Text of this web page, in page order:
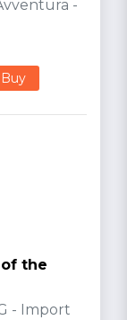
-
Buy
the
- Import